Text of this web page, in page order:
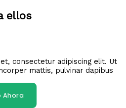
ellos
consectetur adipiscing elit. Ut
mattis, pulvinar dapibus
Ahora